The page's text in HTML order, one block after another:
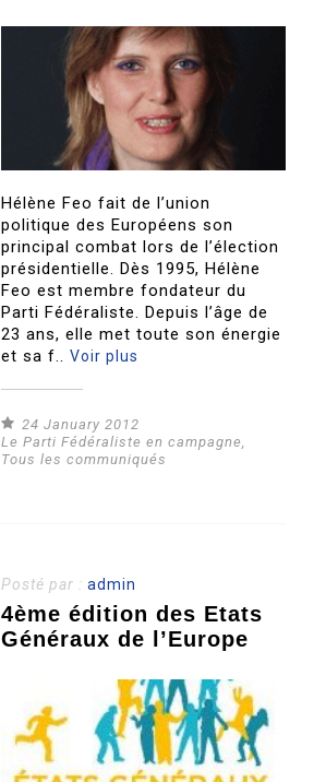
Hélène Feo fait de l’union
politique des Européens son
principal combat lors de l’élection
présidentielle. Dès 1995, Hélène
Feo est membre fondateur du
Parti Fédéraliste. Depuis l’âge de
23 ans, elle met toute son énergie
et sa f..Voir plus
24 January 2012
Le Parti Fédéraliste en campagne
Tous les communiqués
Posté par :admin
4ème édition des Etats
Généraux de l’Europe